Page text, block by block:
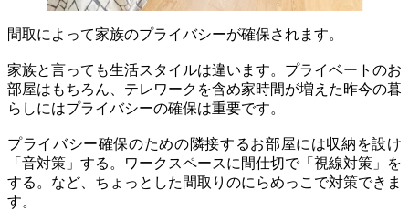
間取によって家族のプライバシーが確保されます。
家族と言っても生活スタイルは違います。プライベートのお
部屋はもちろん、テレワークを含め家時間が増えた昨今の暮
らしにはプライバシーの確保は重要です。
プライバシー確保のための隣接するお部屋には収納を設け
「音対策」する。ワークスペースに間仕切で「視線対策」を
する。など、ちょっとした間取りのにらめっこで対策できま
す。